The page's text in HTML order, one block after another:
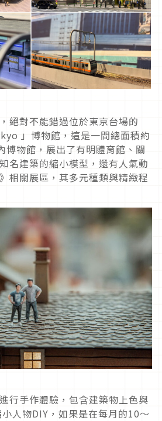
絕對不能錯過位於東京台場的
」博物館，這是一間總面積約
博物館，展出了有明體育館、關
名建築的縮小模型，還有人氣動
相關展區，其多元種類與精緻程
行手作體驗，包含建築物上色與
人物DIY，如果是在每月的10～